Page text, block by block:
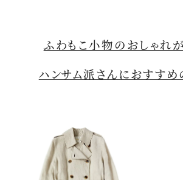
ふわもこ小物のおしゃれ
ハンサム派さんにおすすめ